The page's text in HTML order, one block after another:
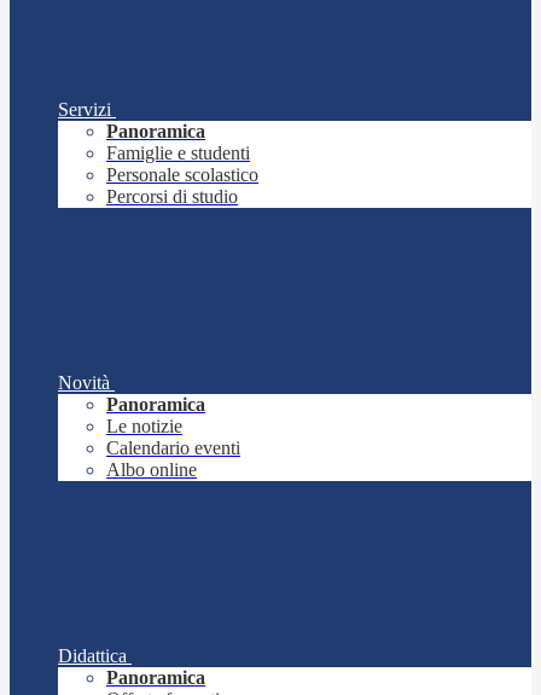
Servizi
Panoramica
Famiglie e studenti
Personale scolastico
Percorsi di studio
Novità
Panoramica
Le notizie
Calendario eventi
Albo online
Didattica
Panoramica